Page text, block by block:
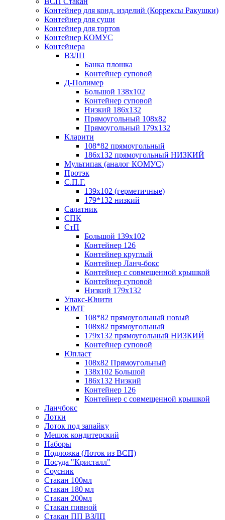
Контейнер для конд. изделий (Коррексы Ракушки)
Контейнер для суши
Контейнер для тортов
Контейнер КОМУС
Контейнера
ВЗЛП
Банка плошка
Контейнер суповой
Д-Полимер
Большой 138х102
Контейнер суповой
Низкий 186х132
Прямоугольный 108х82
Прямоугольный 179х132
Кларити
108*82 прямоугольный
186х132 прямоугольный НИЗКИЙ
Мультипак (аналог КОМУС)
Протэк
С.П.Г.
139х102 (герметичные)
179*132 низкий
Салатник
СПК
СтП
Большой 139х102
Контейнер 126
Контейнер круглый
Контейнер Ланч-бокс
Контейнер с совмещенной крышкой
Контейнер суповой
Низкий 179х132
Упакс-Юнити
ЮМТ
108*82 прямоугольный новый
108х82 прямоугольный
179х132 прямоугольный НИЗКИЙ
Контейнер суповой
Юпласт
108х82 Прямоугольный
138х102 Большой
186х132 Низкий
Контейнер 126
Контейнер с совмещенной крышкой
Ланчбокс
Лотки
Лоток под запайку
Мешок кондитерский
Наборы
Подложка (Лоток из ВСП)
Посуда "Кристалл"
Соусник
Стакан 100мл
Стакан 180 мл
Стакан 200мл
Стакан пивной
Стакан ПП ВЗЛП